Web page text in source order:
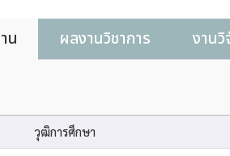
น ผลงานวิชาการ งาน
วุฒิการศึกษา